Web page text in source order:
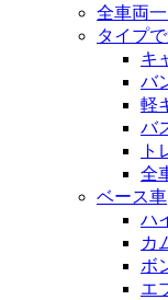
全車両
タイプ
キ
バ
軽
バ
ト
全
ベース車
ハ
カ
ボ
エ